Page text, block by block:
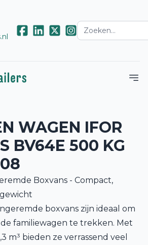
WAGEN IFOR
BV64E 500 KG
Boxvans - Compact,
boxvans zijn ideaal om
familiewagen te trekken. Met
m³ bieden ze verrassend veel